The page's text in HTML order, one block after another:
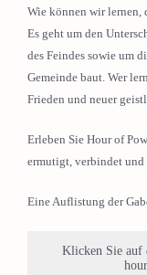
Wie können wir lernen,
Es geht um den
des Feindes sowie um
Gemeinde baut. Wer
Frieden und neuer
Erleben Sie Hour of
ermutigt, verbindet und
Eine Auflistung der
Klicken Sie auf